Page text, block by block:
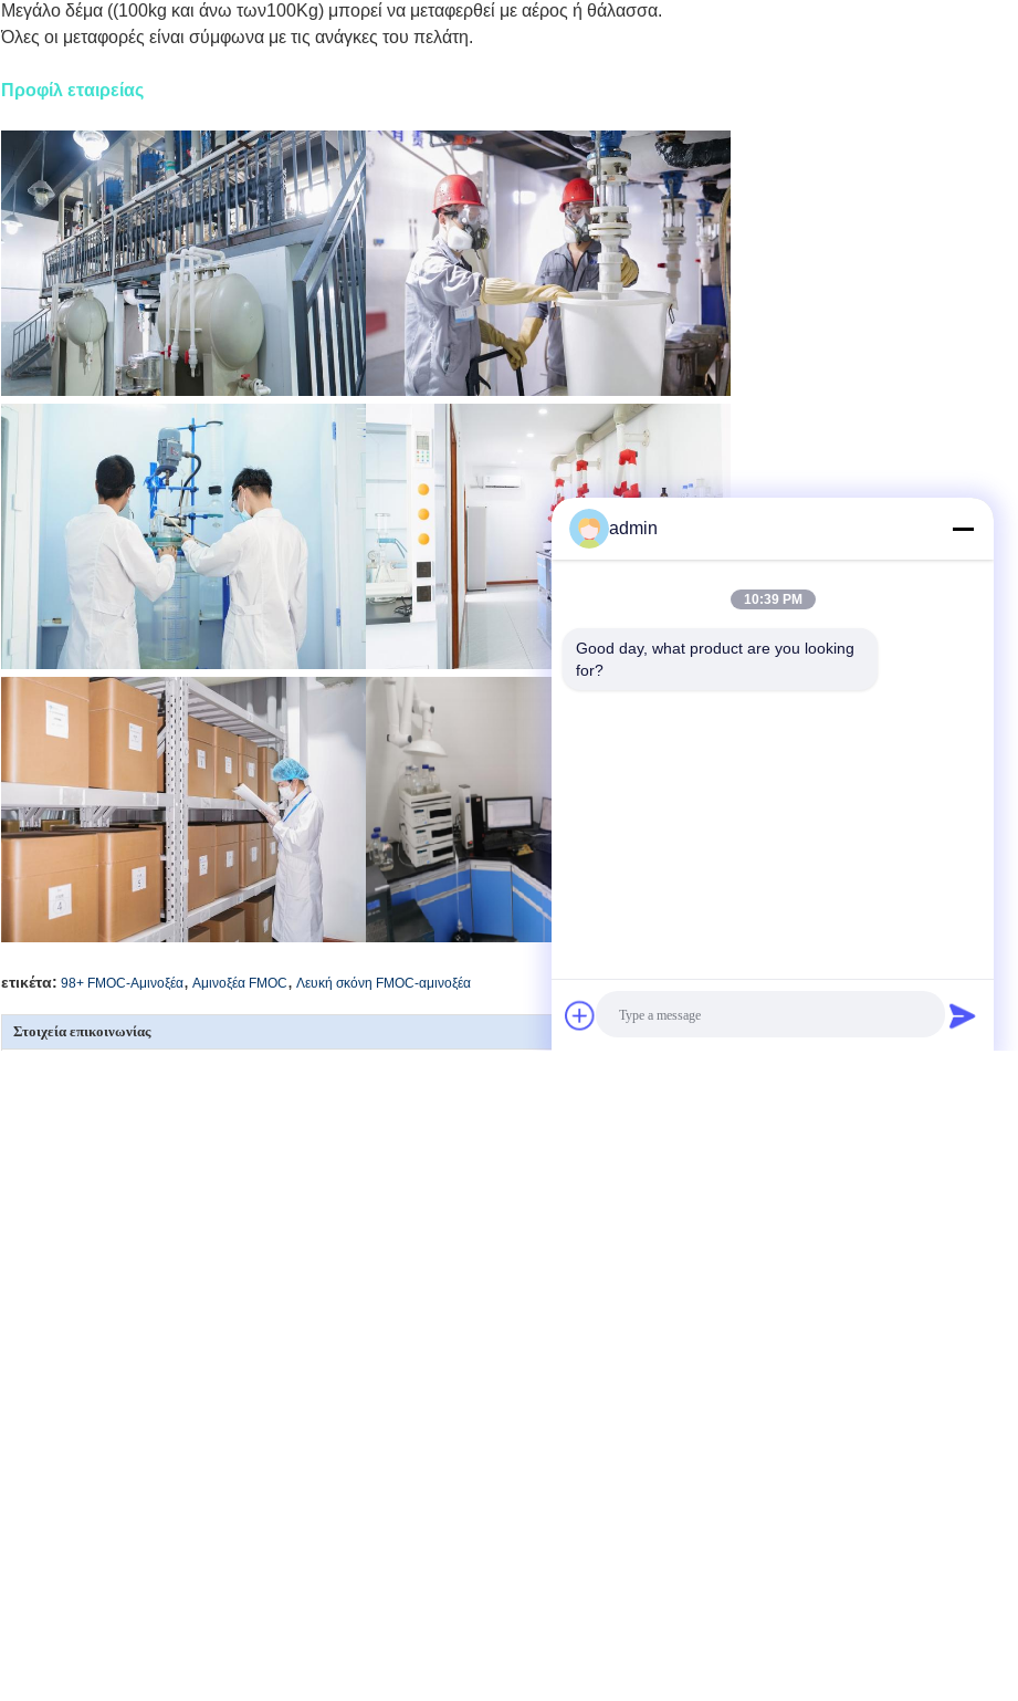
Μεγάλο δέμα ((100kg και άνω των100Kg) μπορεί να μεταφερθεί με αέρος ή θάλασσα.
Όλες οι μεταφορές είναι σύμφωνα με τις ανάγκες του πελάτη.
Προφίλ εταιρείας
ετικέτα: 98+ FMOC-Αμινοξέα, Αμινοξέα FMOC, Λευκή σκόνη FMOC-αμινοξέα
Στοιχεία επικοινωνίας
admin
10:39 PM
Good day, what product are you looking
for?